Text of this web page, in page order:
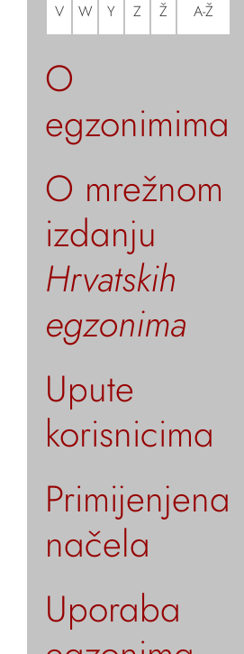
V W Y Z Ž A-Ž
O
egzonimima
O mrežnom
izdanju
Hrvatskih
egzonima
Upute
korisnicima
Primijenjena
načela
Uporaba